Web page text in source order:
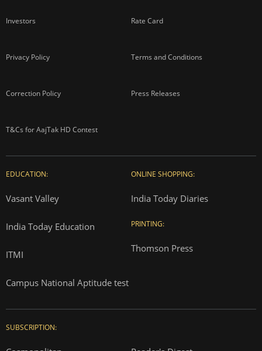
Investors Rate Card
Privacy Policy Terms and Conditions
Correction Policy Press Releases
T&Cs for AajTak HD Contest
EDUCATION:
Vasant Valley
India Today Education
ITMI
Campus National Aptitude test
ONLINE SHOPPING:
India Today Diaries
PRINTING:
Thomson Press
SUBSCRIPTION: